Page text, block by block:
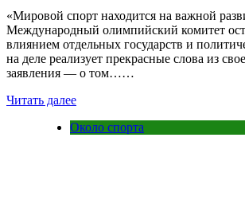
«Мировой спорт находится на важной
Международный олимпийский комитет
влиянием отдельных государств и
на деле реализует прекрасные слова из
заявления — о том……
Читать далее
Около спорта